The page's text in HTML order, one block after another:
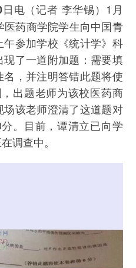
电 （记者 李华锡）1月
药商学院学生向中国青
参加学校《统计学》科
了一道附加题：需要填
，并注明答错此题将使
出题老师为该校医药商
该老师澄清了这道题对
。目前，谭清立已向学
调查中。